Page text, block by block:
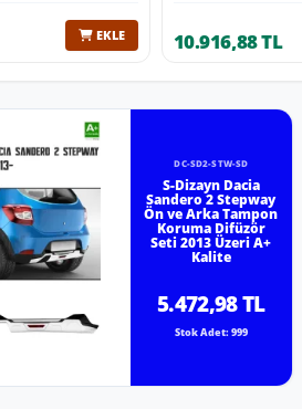
EKLE 10.916,88 TL
DC-SD2-STW-SD
S-Dizayn Dacia
Sandero 2 Stepway
Ön ve Arka Tampon
Koruma Difüzör
Seti 2013 Üzeri A+
Kalite
5.472,98 TL
Stok Adet: 999